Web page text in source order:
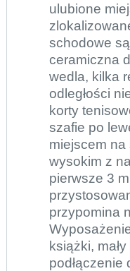
ulubione
schodowe
ceramiczna
wedla, kilka
odległości
korty
szafie po
miejscem
wysokim z
pierwsze 3
przypomina
książki,